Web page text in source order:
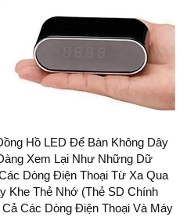
Hồ LED Để Bàn Không Dây
Xem Lại Như Những Dữ
Dòng Điện Thoại Từ Xa Qua
Khe Thẻ Nhớ (thẻ SD Chính
Các Dòng Điện Thoại Và Máy